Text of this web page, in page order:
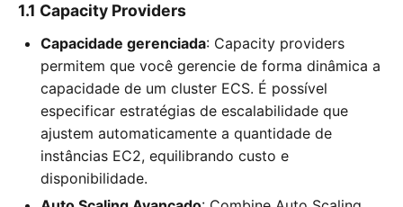
1.1 Capacity Providers
Capacidade gerenciada: Capacity providers
permitem que você gerencie de forma dinâmica a
capacidade de um cluster ECS. É possível
especificar estratégias de escalabilidade que
ajustem automaticamente a quantidade de
instâncias EC2, equilibrando custo e
disponibilidade.